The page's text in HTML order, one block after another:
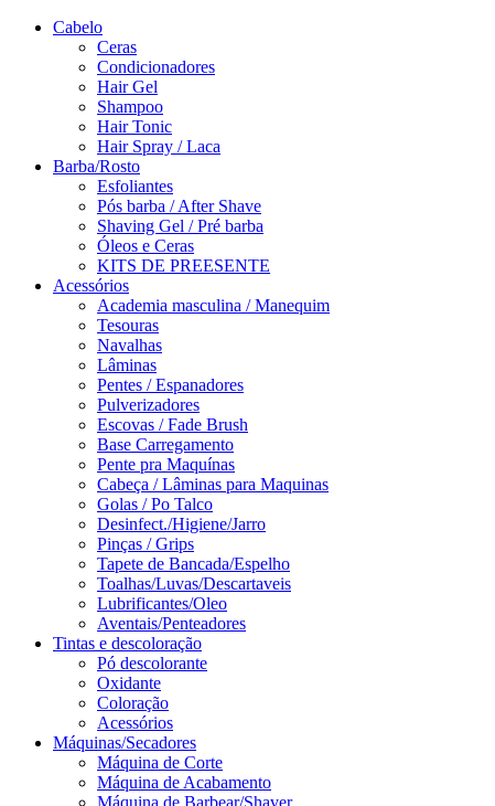
Cabelo
Ceras
Condicionadores
Hair Gel
Shampoo
Hair Tonic
Hair Spray / Laca
Barba/Rosto
Esfoliantes
Pós barba / After Shave
Shaving Gel / Pré barba
Óleos e Ceras
KITS DE PREESENTE
Acessórios
Academia masculina / Manequim
Tesouras
Navalhas
Lâminas
Pentes / Espanadores
Pulverizadores
Escovas / Fade Brush
Base Carregamento
Pente pra Maquínas
Cabeça / Lâminas para Maquinas
Golas / Po Talco
Desinfect./Higiene/Jarro
Pinças / Grips
Tapete de Bancada/Espelho
Toalhas/Luvas/Descartaveis
Lubrificantes/Oleo
Aventais/Penteadores
Tintas e descoloração
Pó descolorante
Oxidante
Coloração
Acessórios
Máquinas/Secadores
Máquina de Corte
Máquina de Acabamento
Máquina de Barbear/Shaver